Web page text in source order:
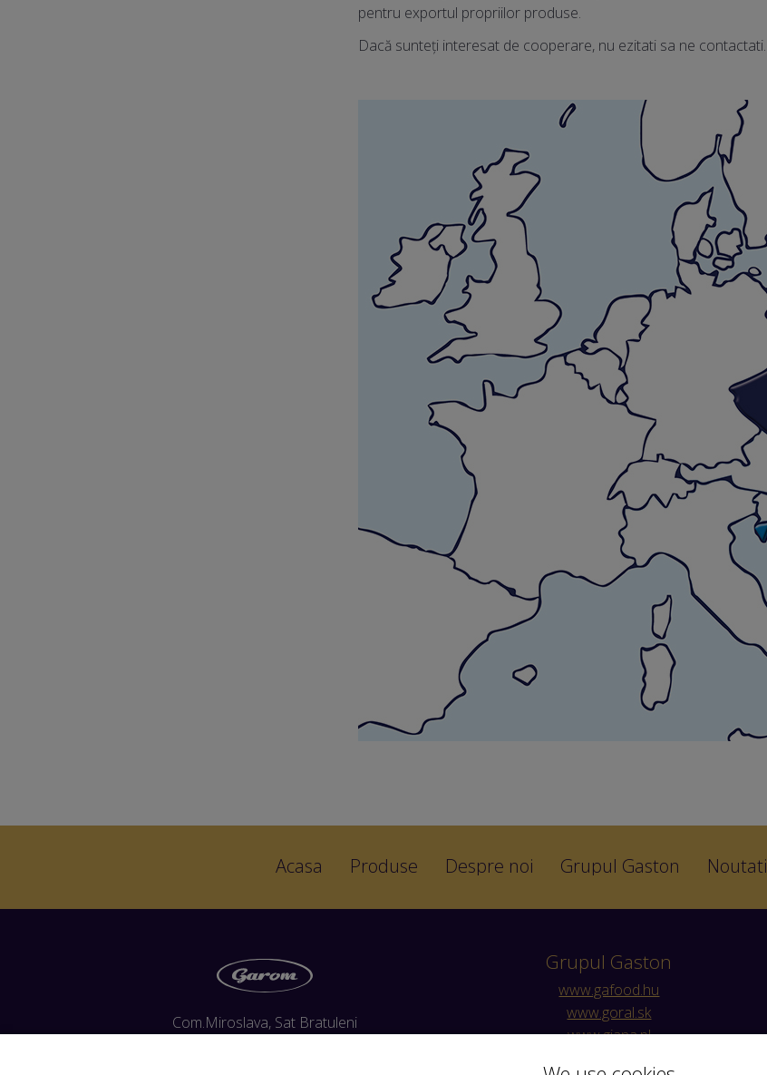
pentru exportul propriilor produse.
Dacă sunteți interesat de cooperare, nu ezitati sa ne contactati.
Acasa Produse Despre noi Grupul Gaston Noutati
Com.Miroslava, Sat Bratuleni
Grupul Gaston
www.gafood.hu
www.goral.sk
www.giana.pl